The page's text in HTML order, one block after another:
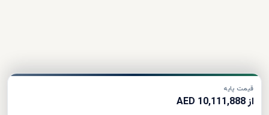
قیمت پایه
از 10,111,888 AED